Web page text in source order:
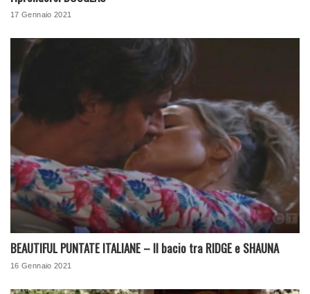
17 Gennaio 2021
BEAUTIFUL PUNTATE ITALIANE – Il bacio tra RIDGE e SHAUNA
16 Gennaio 2021